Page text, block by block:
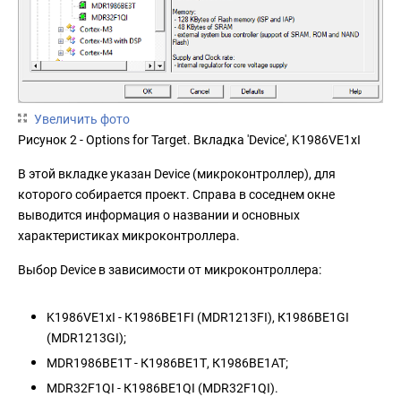
Увеличить фото
Рисунок 2 - Options for Target. Вкладка 'Device', K1986VE1xI
В этой вкладке указан Device (микроконтроллер), для
которого собирается проект. Справа в соседнем окне
выводится информация о названии и основных
характеристиках микроконтроллера.
Выбор Device в зависимости от микроконтроллера:
K1986VE1xI - К1986ВЕ1FI (MDR1213FI), К1986ВЕ1GI
(MDR1213GI);
MDR1986BE1T - К1986ВЕ1Т, К1986ВЕ1АТ;
MDR32F1QI - К1986ВЕ1QI (MDR32F1QI).